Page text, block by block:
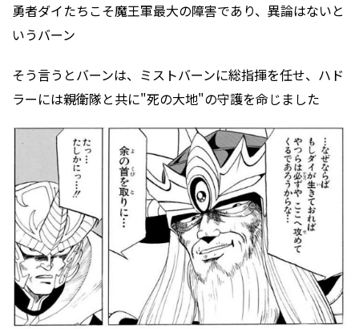
勇者ダイたちこそ魔王軍最大の障害であり、異論はないと
いうバーン
そう言うとバーンは、ミストバーンに総指揮を任せ、ハド
ラーには親衛隊と共に"死の大地"の守護を命じました